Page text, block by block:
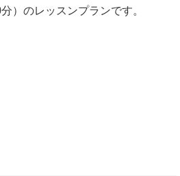
）のレッスンプランです。